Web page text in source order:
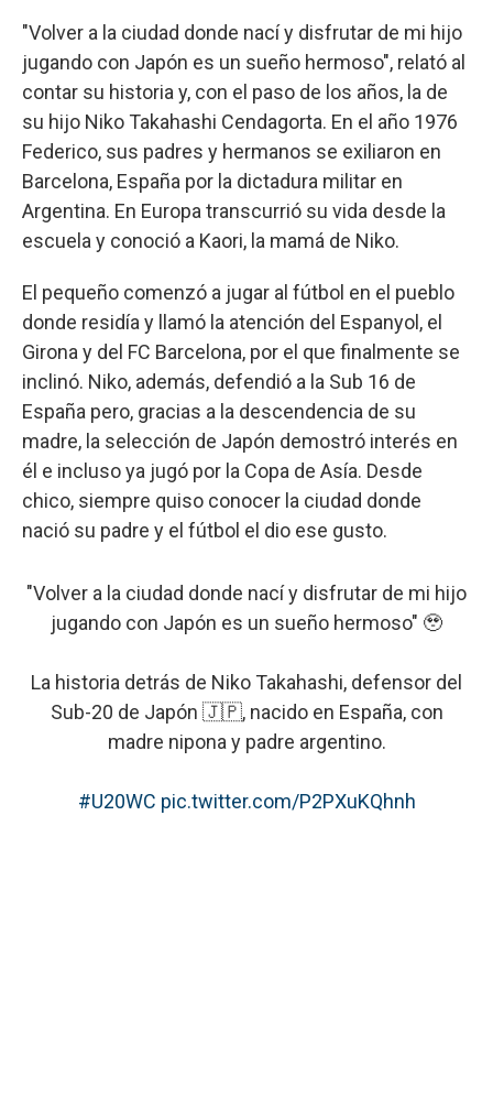
"Volver a la ciudad donde nací y disfrutar de mi hijo
jugando con Japón es un sueño hermoso", relató al
contar su historia y, con el paso de los años, la de
su hijo Niko Takahashi Cendagorta. En el año 1976
Federico, sus padres y hermanos se exiliaron en
Barcelona, España por la dictadura militar en
Argentina. En Europa transcurrió su vida desde la
escuela y conoció a Kaori, la mamá de Niko.
El pequeño comenzó a jugar al fútbol en el pueblo
donde residía y llamó la atención del Espanyol, el
Girona y del FC Barcelona, por el que finalmente se
inclinó. Niko, además, defendió a la Sub 16 de
España pero, gracias a la descendencia de su
madre, la selección de Japón demostró interés en
él e incluso ya jugó por la Copa de Asía. Desde
chico, siempre quiso conocer la ciudad donde
nació su padre y el fútbol el dio ese gusto.
"Volver a la ciudad donde nací y disfrutar de mi hijo
jugando con Japón es un sueño hermoso" 🥹
La historia detrás de Niko Takahashi, defensor del
Sub-20 de Japón 🇯🇵, nacido en España, con
madre nipona y padre argentino.
#U20WC pic.twitter.com/P2PXuKQhnh